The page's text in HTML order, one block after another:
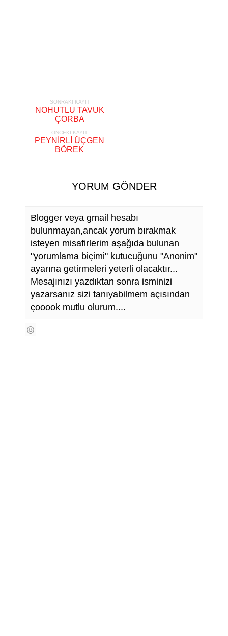
SONRAKI KAYIT
NOHUTLU TAVUK
ÇORBA
ÖNCEKI KAYIT
PEYNİRLİ ÜÇGEN
BÖREK
YORUM GÖNDER
Blogger veya gmail hesabı
bulunmayan,ancak yorum bırakmak
isteyen misafirlerim aşağıda bulunan
"yorumlama biçimi" kutucuğunu "Anonim"
ayarına getirmeleri yeterli olacaktır...
Mesajınızı yazdıktan sonra isminizi
yazarsanız sizi tanıyabilmem açısından
çooook mutlu olurum....